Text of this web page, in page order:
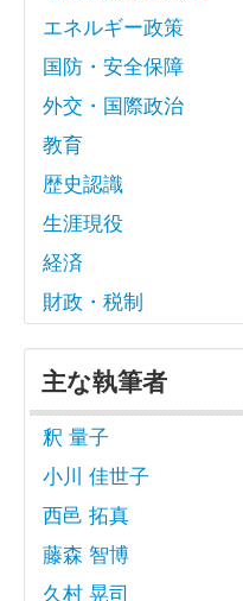
エネルギー政策
国防・安全保障
外交・国際政治
教育
歴史認識
生涯現役
経済
財政・税制
主な執筆者
釈 量子
小川 佳世子
西邑 拓真
藤森 智博
久村 晃司